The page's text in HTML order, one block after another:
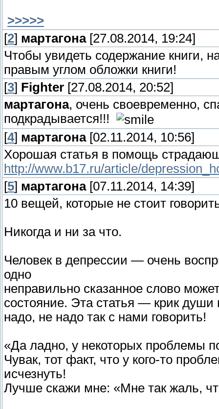
>>>>>
[2] мартагона[27.08.2014, 19:24]
Чтобы увидеть содержание книги,
правым углом обложки книги!
[3] Fighter [27.08.2014, 20:52]
мартагона, очень своевременно,
подкрадывается!!!
[4] мартагона[02.11.2014, 10:56]
Хорошая статья в помощь
http://www.b17.ru/article/
[5] мартагона[07.11.2014, 14:39]
10 вещей, которые не стоит
Никогда и ни за что.
Человек в депрессии — очень
одно
неправильно сказанное слово
состояние. Эта статья — крик
надо, не надо так с нами говорить!
«Да ладно, у некоторых проблемы
Чувак, тот факт, что у кого-то
исчезнуть!
Лучше скажи мне: «Мне так жаль,